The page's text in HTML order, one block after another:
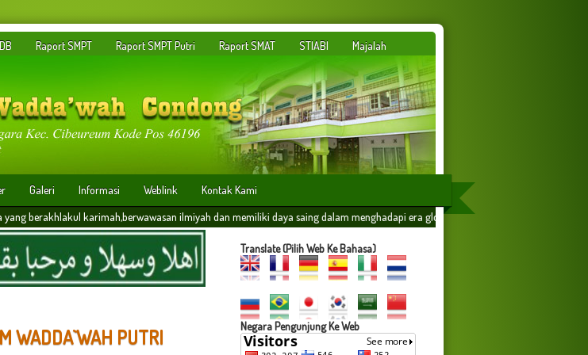
Raport SMPT Raport SMPT Putri Raport SMAT STIABI Majalah
Galeri Informasi Weblink
Kontak Kami
karimah,berwawasan ilmiyah dan memiliki daya saing dalam menghadapi era globalisasi yang dilandasi oleh ilmu
WADDA`WAH PUTRI
Translate (Pilih Web Ke Bahasa)
Negara Pengunjung Ke Web